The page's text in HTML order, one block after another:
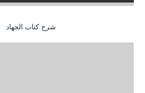
شرح كتاب الجهاد